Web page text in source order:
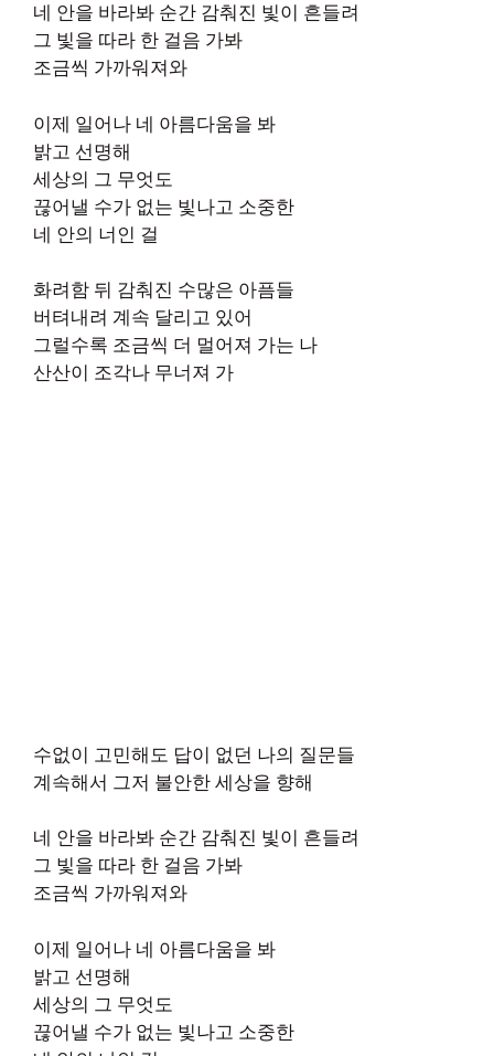
네 안을 바라봐 순간 감춰진 빛이 흔들려
그 빛을 따라 한 걸음 가봐
조금씩 가까워져와
이제 일어나 네 아름다움을 봐
밝고 선명해
세상의 그 무엇도
끊어낼 수가 없는 빛나고 소중한
네 안의 너인 걸
화려함 뒤 감춰진 수많은 아픔들
버텨내려 계속 달리고 있어
그럴수록 조금씩 더 멀어져 가는 나
산산이 조각나 무너져 가
수없이 고민해도 답이 없던 나의 질문들
계속해서 그저 불안한 세상을 향해
네 안을 바라봐 순간 감춰진 빛이 흔들려
그 빛을 따라 한 걸음 가봐
조금씩 가까워져와
이제 일어나 네 아름다움을 봐
밝고 선명해
세상의 그 무엇도
끊어낼 수가 없는 빛나고 소중한